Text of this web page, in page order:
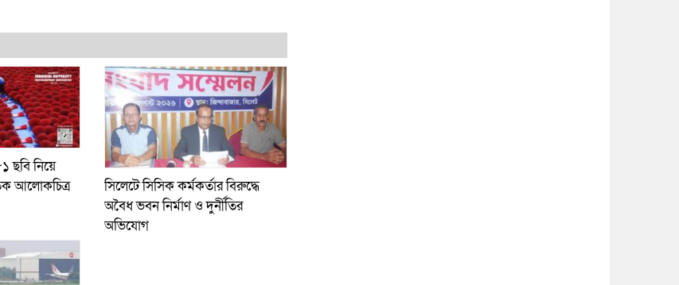
ছবি নিয়ে
আলোকচিত্র
সিলেটে সিসিক কর্মকর্তার বিরুদ্ধে
অবৈধ ভবন নির্মাণ ও দুর্নীতির
অভিযোগ